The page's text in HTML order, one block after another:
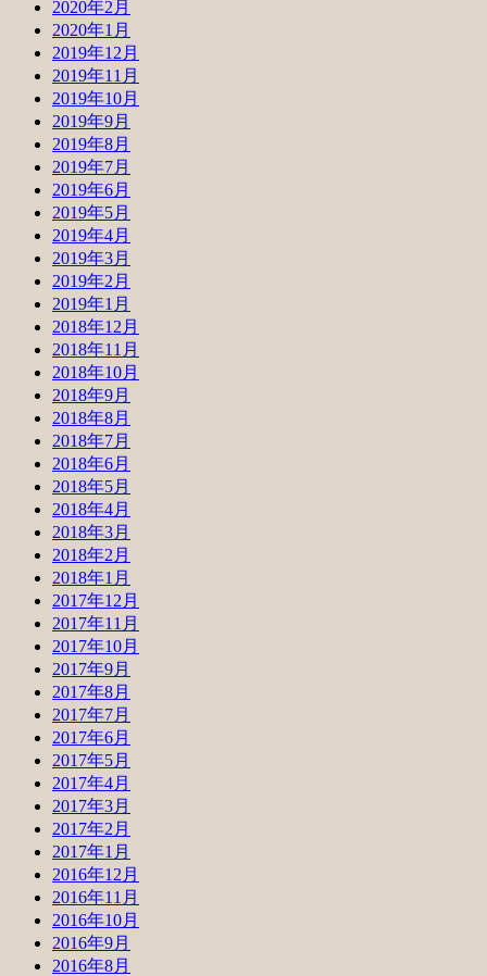
2020年2月
2020年1月
2019年12月
2019年11月
2019年10月
2019年9月
2019年8月
2019年7月
2019年6月
2019年5月
2019年4月
2019年3月
2019年2月
2019年1月
2018年12月
2018年11月
2018年10月
2018年9月
2018年8月
2018年7月
2018年6月
2018年5月
2018年4月
2018年3月
2018年2月
2018年1月
2017年12月
2017年11月
2017年10月
2017年9月
2017年8月
2017年7月
2017年6月
2017年5月
2017年4月
2017年3月
2017年2月
2017年1月
2016年12月
2016年11月
2016年10月
2016年9月
2016年8月